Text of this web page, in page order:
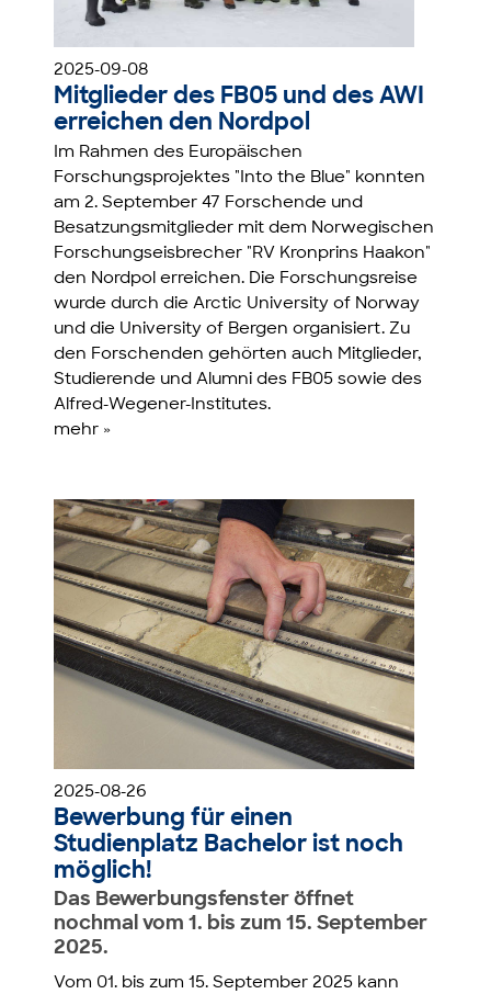
2025-09-08
Mitglieder des FB05 und des AWI
erreichen den Nordpol
Im Rahmen des Europäischen
Forschungsprojektes "Into the Blue" konnten
am 2. September 47 Forschende und
Besatzungsmitglieder mit dem Norwegischen
Forschungseisbrecher "RV Kronprins Haakon"
den Nordpol erreichen. Die Forschungsreise
wurde durch die Arctic University of Norway
und die University of Bergen organisiert. Zu
den Forschenden gehörten auch Mitglieder,
Studierende und Alumni des FB05 sowie des
Alfred-Wegener-Institutes.
mehr »
2025-08-26
Bewerbung für einen
Studienplatz Bachelor ist noch
möglich!
Das Bewerbungsfenster öffnet
nochmal vom 1. bis zum 15. September
2025.
Vom 01. bis zum 15. September 2025 kann